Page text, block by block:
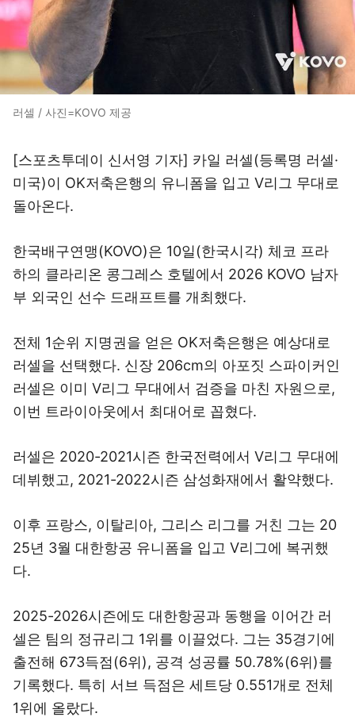
러셀 / 사진=KOVO 제공
[스포츠투데이 신서영 기자] 카일 러셀(등록명 러셀·
미국)이 OK저축은행의 유니폼을 입고 V리그 무대로
돌아온다.
한국배구연맹(KOVO)은 10일(한국시각) 체코 프라
하의 클라리온 콩그레스 호텔에서 2026 KOVO 남자
부 외국인 선수 드래프트를 개최했다.
전체 1순위 지명권을 얻은 OK저축은행은 예상대로
러셀을 선택했다. 신장 206cm의 아포짓 스파이커인
러셀은 이미 V리그 무대에서 검증을 마친 자원으로,
이번 트라이아웃에서 최대어로 꼽혔다.
러셀은 2020-2021시즌 한국전력에서 V리그 무대에
데뷔했고, 2021-2022시즌 삼성화재에서 활약했다.
이후 프랑스, 이탈리아, 그리스 리그를 거친 그는 20
25년 3월 대한항공 유니폼을 입고 V리그에 복귀했
다.
2025-2026시즌에도 대한항공과 동행을 이어간 러
셀은 팀의 정규리그 1위를 이끌었다. 그는 35경기에
출전해 673득점(6위), 공격 성공률 50.78%(6위)를
기록했다. 특히 서브 득점은 세트당 0.551개로 전체
1위에 올랐다.